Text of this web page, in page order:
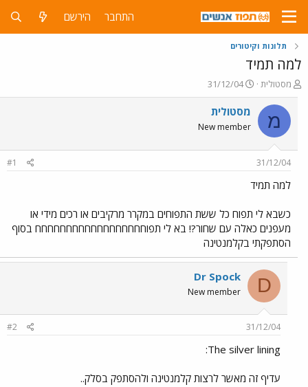
התחבר הירשם
תלונות וקיטורים
למה תמיד
פ
ו
ת
ח
ה
ש
א
מסטולית
פ
ו
ר
ם
31/12/04
מ מסטולית
New member
31/12/04
#1
למה תמיד
כשבא לי תפוח כל ששת התפוחים במקרר מרקיבים או רכים מידי או
מעפנים כאלה עם שחור?! בא לי תפוחחחחחחחחחחחחחחחחחח בסוף
הסתפקתי בקלמנטינה
D
Dr Spock
New member
31/12/04
#2
The silver lining:
עדיף זה מאשר לרצות קלמנטינה ולהסתפק בסלק..